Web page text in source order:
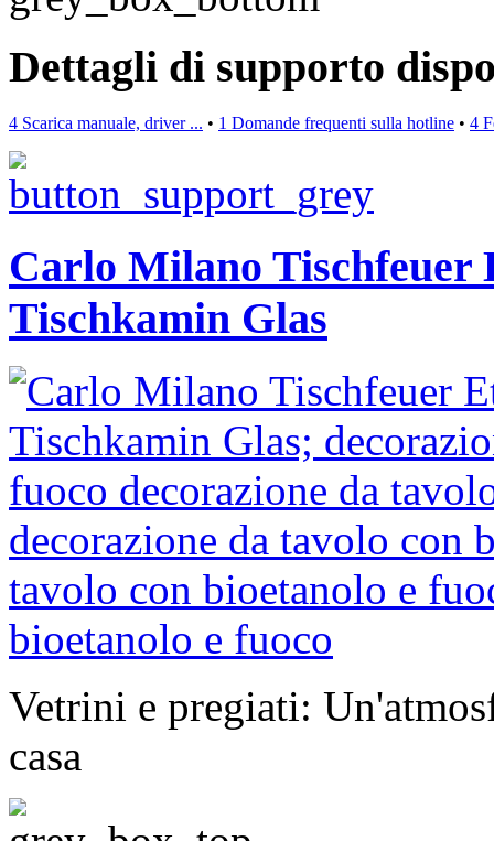
Dettagli di supporto
4 Scarica manuale, driver ... • 1 Domande frequenti sulla hotline • 4
Carlo Milano Tischfeuer
Tischkamin Glas
Vetrini e pregiati:
casa